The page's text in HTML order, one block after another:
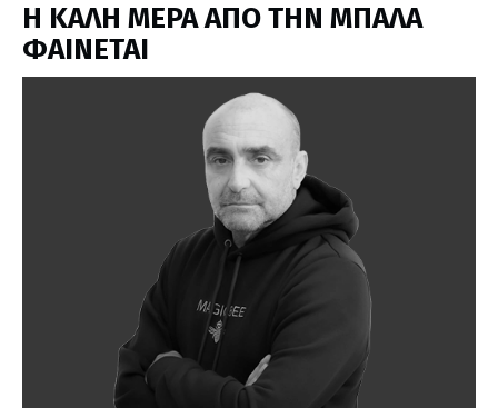
H ΚΑΛΗ ΜΕΡΑ ΑΠΟ ΤΗΝ ΜΠΑΛΑ
ΦΑΙΝΕΤΑΙ